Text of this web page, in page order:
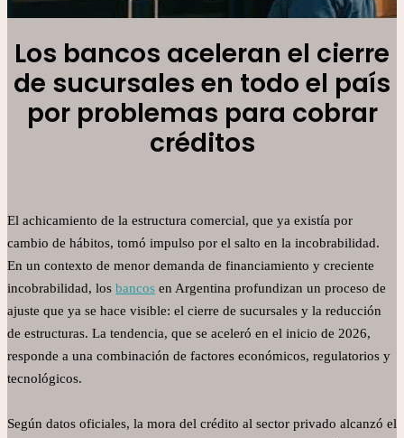
Los bancos aceleran el cierre
de sucursales en todo el país
por problemas para cobrar
créditos
El achicamiento de la estructura comercial, que ya existía por
cambio de hábitos, tomó impulso por el salto en la incobrabilidad.
En un contexto de menor demanda de financiamiento y creciente
incobrabilidad, los bancos en Argentina profundizan un proceso de
ajuste que ya se hace visible: el cierre de sucursales y la reducción
de estructuras. La tendencia, que se aceleró en el inicio de 2026,
responde a una combinación de factores económicos, regulatorios y
tecnológicos.
Según datos oficiales, la mora del crédito al sector privado alcanzó el